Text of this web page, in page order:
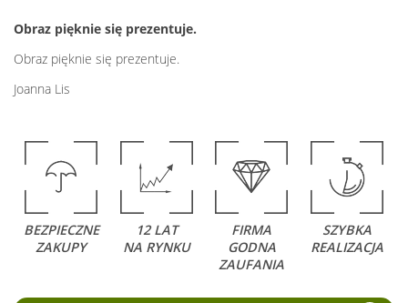
Obraz pięknie się prezentuje.
Obraz pięknie się prezentuje.
Joanna Lis
BEZPIECZNE
ZAKUPY
12 LAT
NA RYNKU
FIRMA
GODNA
ZAUFANIA
SZYBKA
REALIZACJA